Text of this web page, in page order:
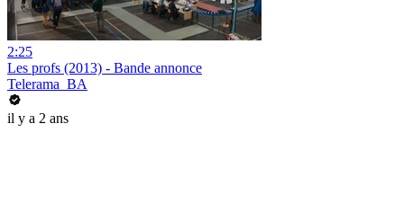
2:25
Les profs (2013) - Bande annonce
Telerama_BA
il y a 2 ans